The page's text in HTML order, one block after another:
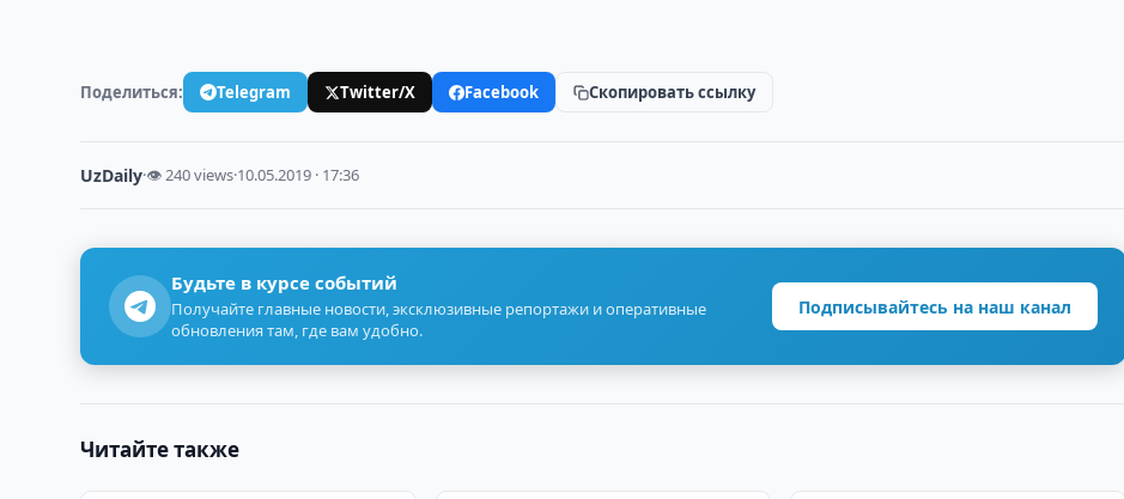
Поделиться: Telegram Twitter/X Facebook Скопировать ссылку
UzDaily·👁 240 views·10.05.2019 · 17:36
Будьте в курсе событий
Получайте главные новости, эксклюзивные репортажи и оперативные
обновления там, где вам удобно.
Подписывайтесь на наш канал
Читайте также